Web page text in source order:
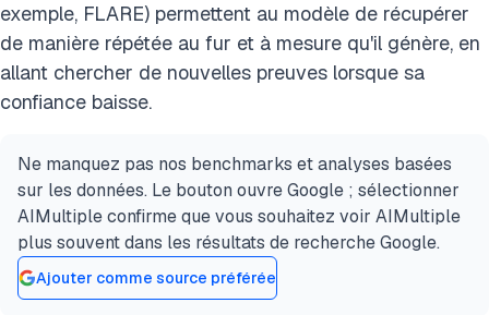
exemple, FLARE) permettent au modèle de récupérer
de manière répétée au fur et à mesure qu'il génère, en
allant chercher de nouvelles preuves lorsque sa
confiance baisse.
Ne manquez pas nos benchmarks et analyses basées
sur les données. Le bouton ouvre Google ; sélectionner
AIMultiple confirme que vous souhaitez voir AIMultiple
plus souvent dans les résultats de recherche Google.
Ajouter comme source préférée